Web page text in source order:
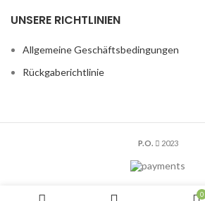
UNSERE RICHTLINIEN
Allgemeine Geschäftsbedingungen
Rückgaberichtlinie
P.O. 2023
0